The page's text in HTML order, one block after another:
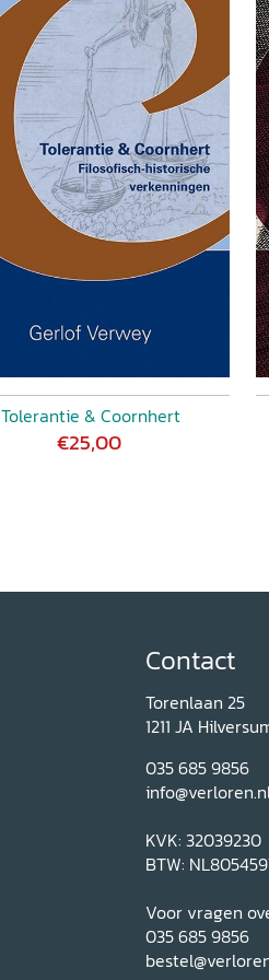
Tolerantie & Coornhert
€25,00
Contact
Torenlaan 25
1211 JA
035 685 9856
KVK: 32039230
BTW:
Voor vragen
035 685 9856